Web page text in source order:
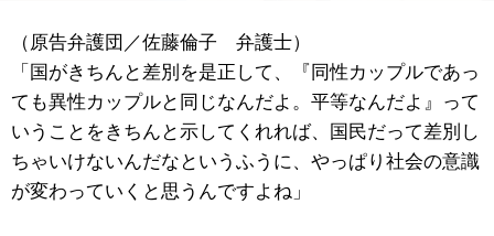
（原告弁護団／佐藤倫子 弁護士）
「国がきちんと差別を是正して、『同性カップルであっ
ても異性カップルと同じなんだよ。平等なんだよ』って
いうことをきちんと示してくれれば、国民だって差別し
ちゃいけないんだなというふうに、やっぱり社会の意識
が変わっていくと思うんですよね」